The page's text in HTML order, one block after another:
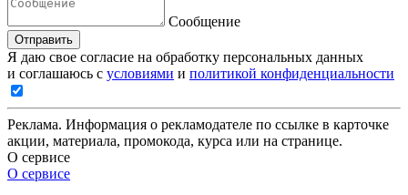
Сообщение
Отправить
Я даю свое согласие на обработку персональных данных
и соглашаюсь с условиями и политикой конфиденциальности
Реклама. Информация о рекламодателе по ссылке в карточке
акции, материала, промокода, курса или на странице.
О сервисе
О сервисе